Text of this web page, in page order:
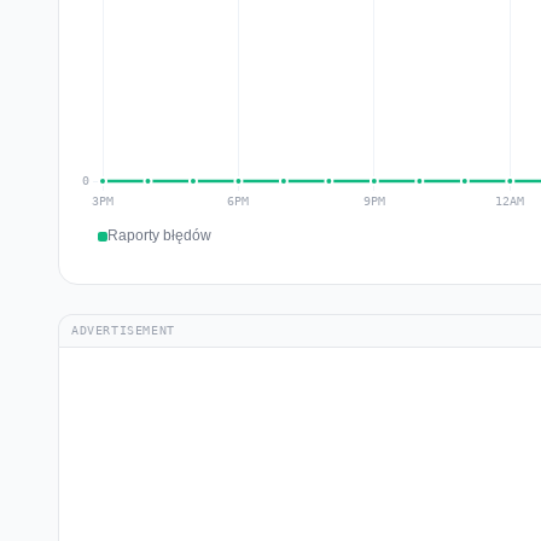
Raporty błędów
ADVERTISEMENT